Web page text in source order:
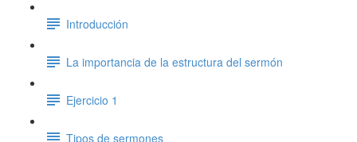
Introducción
La importancia de la estructura del sermón
Ejercicio 1
Tipos de sermones